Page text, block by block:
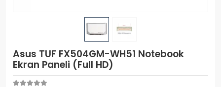
Asus TUF FX504GM-WH51 Notebook
Ekran Paneli (Full HD)